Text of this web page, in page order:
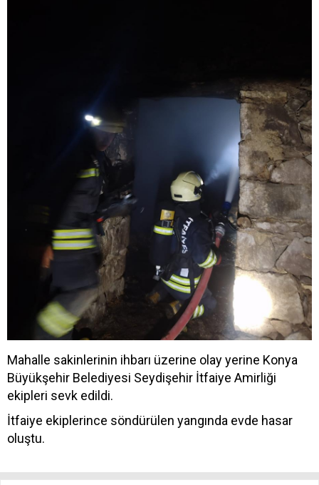
Mahalle sakinlerinin ihbarı üzerine olay yerine Konya
Büyükşehir Belediyesi Seydişehir İtfaiye Amirliği
ekipleri sevk edildi.
İtfaiye ekiplerince söndürülen yangında evde hasar
oluştu.​​​​​​​